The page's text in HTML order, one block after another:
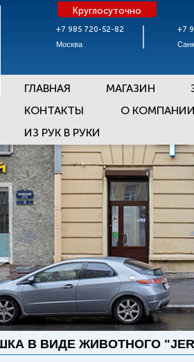
+7 985 720-52-82
Москва
Круглосуточно
+7
ГЛАВНАЯ МАГАЗИН
КОНТАКТЫ
О
ИЗ РУК В РУКИ
В ВИДЕ ЖИВОТНОГО